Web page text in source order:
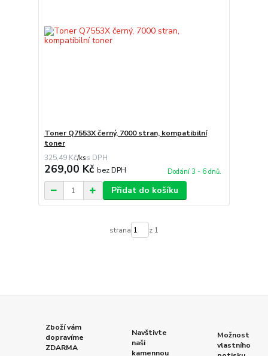
Toner Q7553X černý, 7000 stran, kompatibilní
toner
325,49 Kč/ks
269,00 Kč bez DPH Dodání 3 - 6 dnů.
Přidat do košíku
strana z 1
Zboží vám
dopravíme
ZDARMA
Navštivte
naši
kamennou
Možnost
vlastního